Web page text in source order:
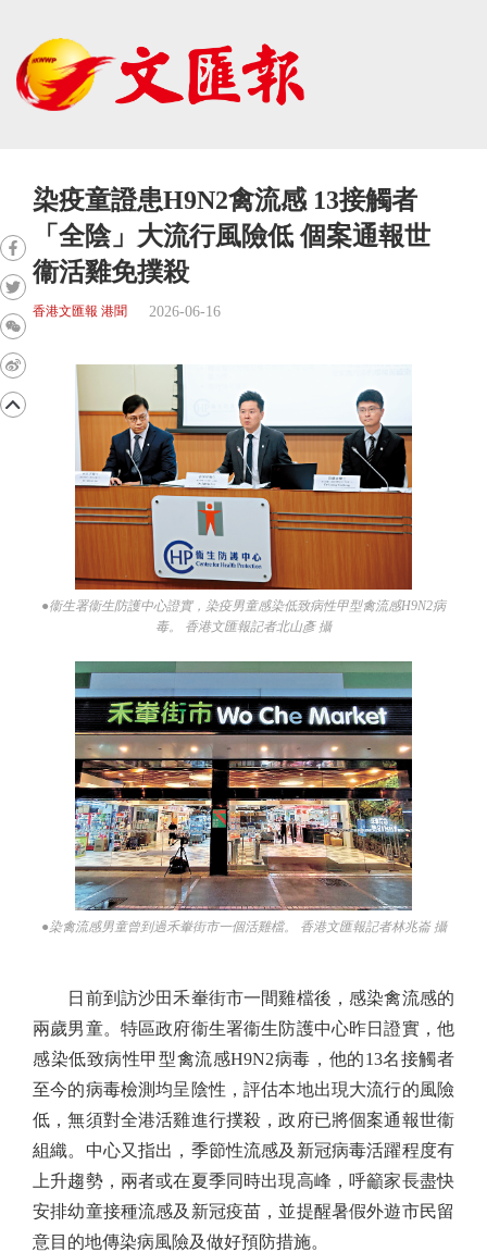
染疫童證患H9N2禽流感 13接觸者
「全陰」大流行風險低 個案通報世
衞活雞免撲殺
香港文匯報 港聞 2026-06-16
●衞生署衞生防護中心證實，染疫男童感染低致病性甲型禽流感H9N2病
毒。 香港文匯報記者北山彥 攝
●染禽流感男童曾到過禾輋街市一個活雞檔。 香港文匯報記者林兆崙 攝
日前到訪沙田禾輋街市一間雞檔後，感染禽流感的
兩歲男童。特區政府衞生署衞生防護中心昨日證實，他
感染低致病性甲型禽流感H9N2病毒，他的13名接觸者
至今的病毒檢測均呈陰性，評估本地出現大流行的風險
低，無須對全港活雞進行撲殺，政府已將個案通報世衞
組織。中心又指出，季節性流感及新冠病毒活躍程度有
上升趨勢，兩者或在夏季同時出現高峰，呼籲家長盡快
安排幼童接種流感及新冠疫苗，並提醒暑假外遊市民留
意目的地傳染病風險及做好預防措施。